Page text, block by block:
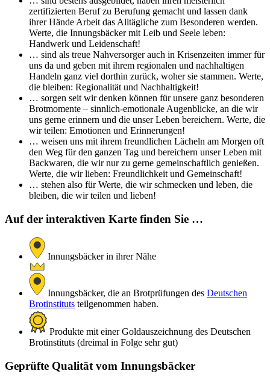
zertifizierten Beruf zu Berufung gemacht und lassen dank
ihrer Hände Arbeit das Alltägliche zum Besonderen werden.
Werte, die Innungsbäcker mit Leib und Seele leben:
Handwerk und Leidenschaft!
… sind als treue Nahversorger auch in Krisenzeiten immer für
uns da und geben mit ihrem regionalen und nachhaltigen
Handeln ganz viel dorthin zurück, woher sie stammen. Werte,
die bleiben: Regionalität und Nachhaltigkeit!
… sorgen seit wir denken können für unsere ganz besonderen
Brotmomente – sinnlich-emotionale Augenblicke, an die wir
uns gerne erinnern und die unser Leben bereichern. Werte, die
wir teilen: Emotionen und Erinnerungen!
… weisen uns mit ihrem freundlichen Lächeln am Morgen oft
den Weg für den ganzen Tag und bereichern unser Leben mit
Backwaren, die wir nur zu gerne gemeinschaftlich genießen.
Werte, die wir lieben: Freundlichkeit und Gemeinschaft!
… stehen also für Werte, die wir schmecken und leben, die
bleiben, die wir teilen und lieben!
Auf der interaktiven Karte finden Sie …
Innungsbäcker in ihrer Nähe
Innungsbäcker, die an Brotprüfungen des Deutschen
Brotinstituts teilgenommen haben.
Produkte mit einer Goldauszeichnung des Deutschen
Brotinstituts (dreimal in Folge sehr gut)
Geprüfte Qualität vom Innungsbäcker